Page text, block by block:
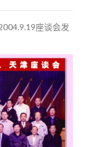
座谈会发